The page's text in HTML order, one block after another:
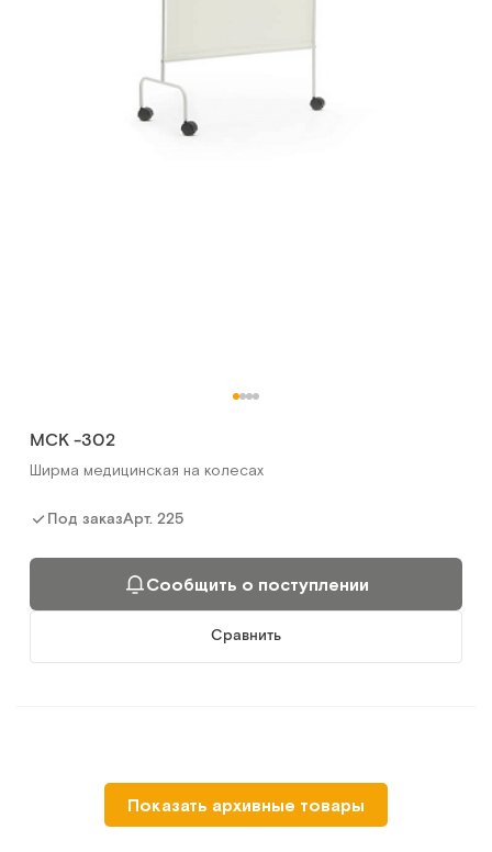
МСК -302
Ширма медицинская на колесах
Под заказАрт. 225
Сообщить о поступлении
Сравнить
МЕТ-BO2
Штатив из нерж стали со столиком для инфузоматов
Показать архивные товары